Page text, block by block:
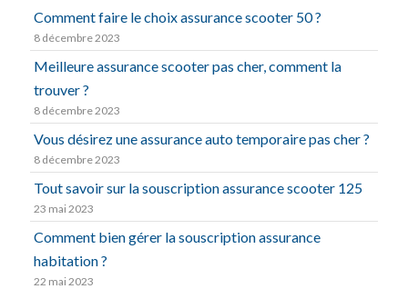
Comment faire le choix assurance scooter 50 ?
8 décembre 2023
Meilleure assurance scooter pas cher, comment la
trouver ?
8 décembre 2023
Vous désirez une assurance auto temporaire pas cher ?
8 décembre 2023
Tout savoir sur la souscription assurance scooter 125
23 mai 2023
Comment bien gérer la souscription assurance
habitation ?
22 mai 2023